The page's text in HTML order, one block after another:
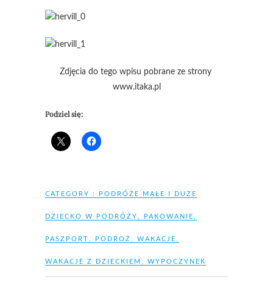
Zdjęcia do tego wpisu pobrane ze strony
www.itaka.pl
Podziel się:
CATEGORY : PODRÓŻE MAŁE I DUŻE
DZIECKO W PODRÓŻY PAKOWANIE
PASZPORT PODROŻ WAKACJE
WAKACJE Z DZIECKIEM WYPOCZYNEK